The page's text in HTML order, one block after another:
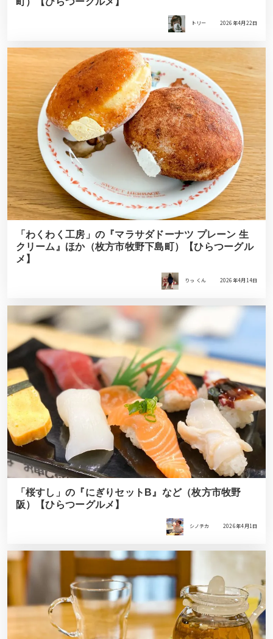
トリー 2026年4月22日
「わくわく工房」の『マラサダドーナツ プレーン 生
クリーム』ほか（枚方市牧野下島町）【ひらつーグル
メ】
りっ くん 2026年4月14日
「桜すし」の『にぎりセットB』など（枚方市牧野
阪）【ひらつーグルメ】
シノチカ 2026年4月1日